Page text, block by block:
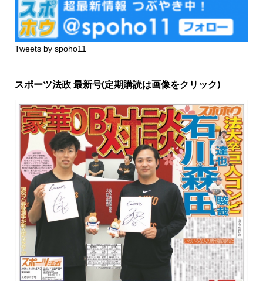
Tweets by spoho11
スポーツ法政 最新号(定期購読は画像をクリック)